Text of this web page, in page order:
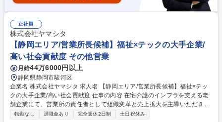
正社員
株式会社ヤマシタ
【静岡エリア/営業所長候補】福祉×テックの大手企業/
高い社会貢献度 その他営業
月給44万6000円以上
静岡県静岡市駿河区
企業名 株式会社ヤマシタ 求人名 【静岡エリア/営業所長候補】福祉×テッ
クの大手企業/高い社会貢献度 仕事の内容 在宅介護のインフラを支える老
舗企業にて、営業所の責任者として組織変革と売上拡大を主導いただきま
す。30名規模の組織運営と年率15％以上の拠点成長、採用や拠点開発、M
転勤なし 退職金あり 完全週休2日制 土日祝休み